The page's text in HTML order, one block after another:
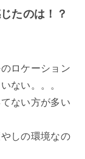
たのは！？
ロケーション
ない。。。
ない方が多い
しの環境なの